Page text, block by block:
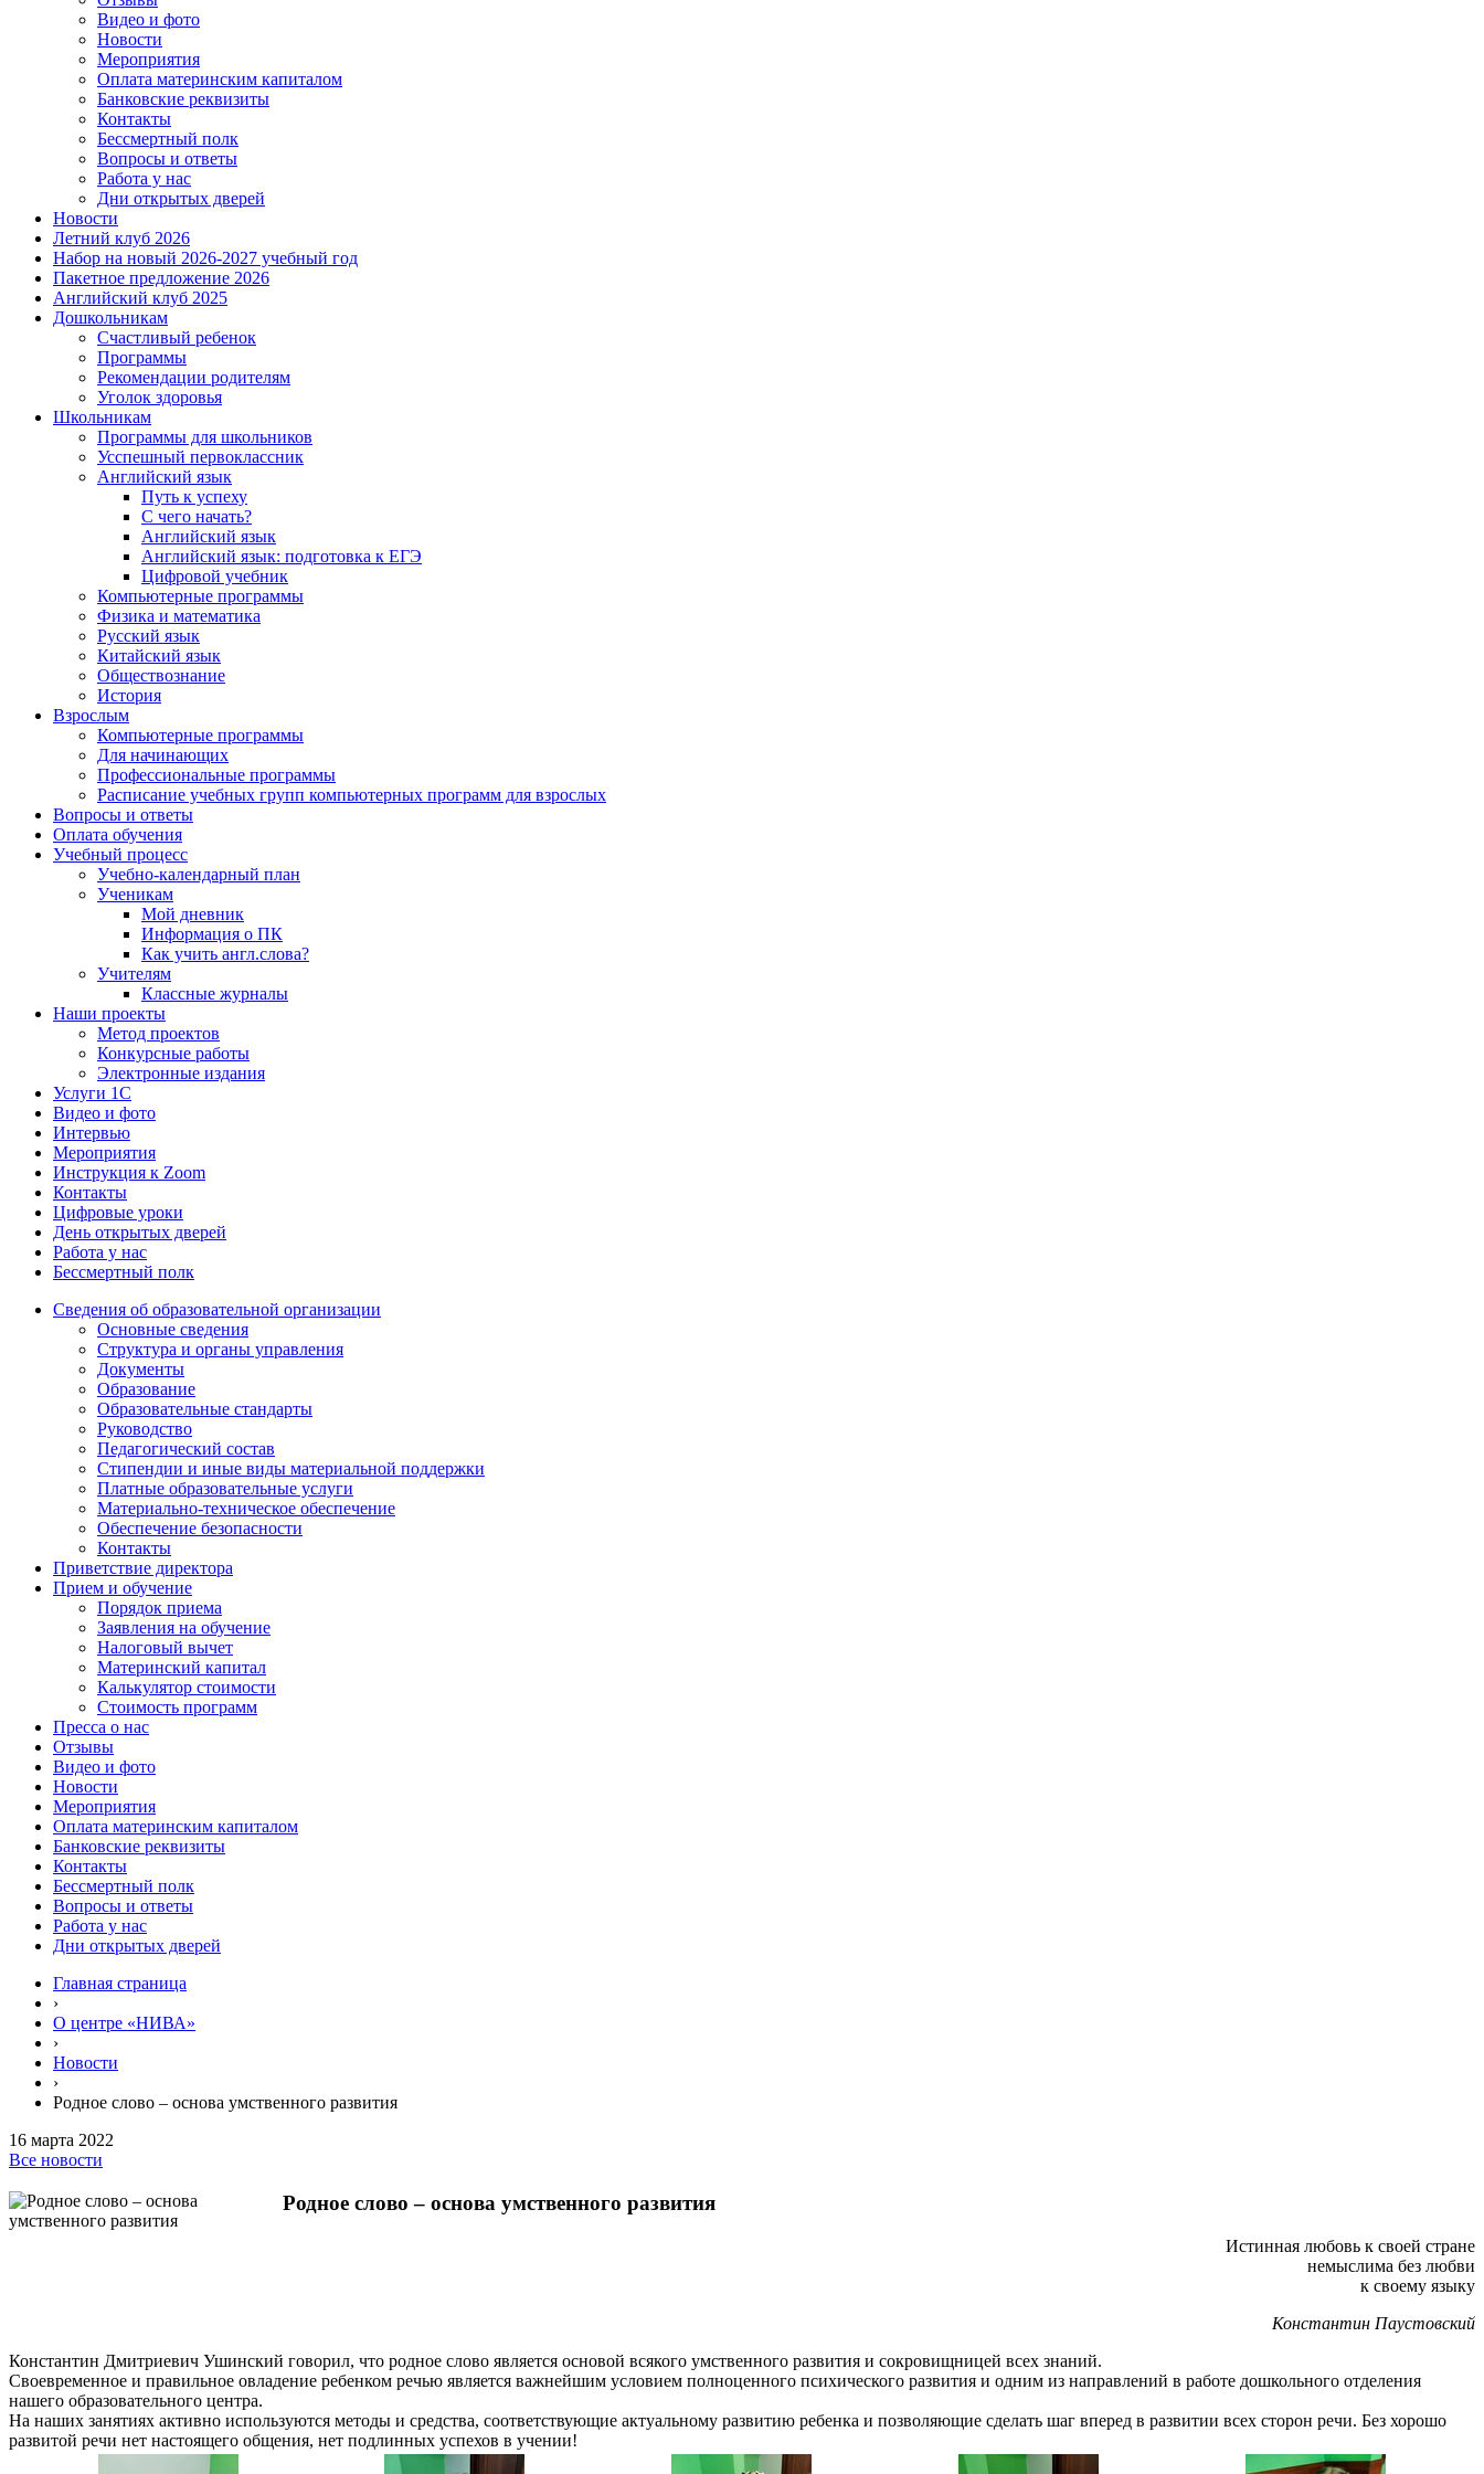
Видео и фото
Новости
Мероприятия
Оплата материнским капиталом
Банковские реквизиты
Контакты
Бессмертный полк
Вопросы и ответы
Работа у нас
Дни открытых дверей
Новости
Летний клуб 2026
Набор на новый 2026-2027 учебный год
Пакетное предложение 2026
Английский клуб 2025
Дошкольникам
Счастливый ребенок
Программы
Рекомендации родителям
Уголок здоровья
Школьникам
Программы для школьников
Усспешный первоклассник
Английский язык
Путь к успеху
С чего начать?
Английский язык
Английский язык: подготовка к ЕГЭ
Цифровой учебник
Компьютерные программы
Физика и математика
Русский язык
Китайский язык
Обществознание
История
Взрослым
Компьютерные программы
Для начинающих
Профессиональные программы
Расписание учебных групп компьютерных программ для взрослых
Вопросы и ответы
Оплата обучения
Учебный процесс
Учебно-календарный план
Ученикам
Мой дневник
Информация о ПК
Как учить англ.слова?
Учителям
Классные журналы
Наши проекты
Метод проектов
Конкурсные работы
Электронные издания
Услуги 1C
Видео и фото
Интервью
Мероприятия
Инструкция к Zoom
Контакты
Цифровые уроки
День открытых дверей
Работа у нас
Бессмертный полк
Сведения об образовательной организации
Основные сведения
Структура и органы управления
Документы
Образование
Образовательные стандарты
Руководство
Педагогический состав
Стипендии и иные виды материальной поддержки
Платные образовательные услуги
Материально-техническое обеспечение
Обеспечение безопасности
Контакты
Приветствие директора
Прием и обучение
Порядок приема
Заявления на обучение
Налоговый вычет
Материнский капитал
Калькулятор стоимости
Стоимость программ
Пресса о нас
Отзывы
Видео и фото
Новости
Мероприятия
Оплата материнским капиталом
Банковские реквизиты
Контакты
Бессмертный полк
Вопросы и ответы
Работа у нас
Дни открытых дверей
Главная страница
›
О центре «НИВА»
›
Новости
›
Родное слово – основа умственного развития
16 марта 2022
Все новости
Родное слово – основа умственного развития
Истинная любовь к своей стране
немыслима без любви
к своему языку
Константин Паустовский
Константин Дмитриевич Ушинский говорил, что родное слово является основой всякого умственного развития и сокровищницей всех знаний.
Своевременное и правильное овладение ребенком речью является важнейшим условием полноценного психического развития и одним из направлений в работе дошкольного отделения
нашего образовательного центра.
На наших занятиях активно используются методы и средства, соответствующие актуальному развитию ребенка и позволяющие сделать шаг вперед в развитии всех сторон речи. Без хорошо
развитой речи нет настоящего общения, нет подлинных успехов в учении!